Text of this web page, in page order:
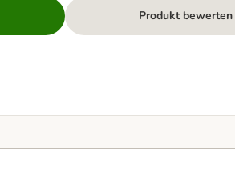
Produkt bewerten